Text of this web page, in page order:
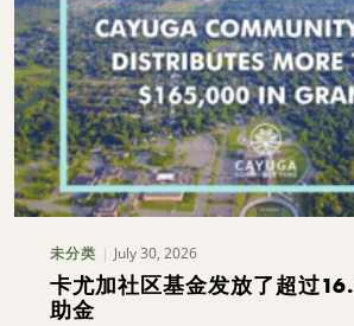
未分类 July 30, 2026
卡尤加社区基金发放了超过
助金